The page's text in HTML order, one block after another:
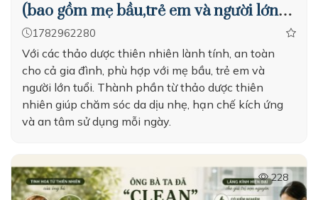
(bao gồm mẹ bầu,trẻ em và người lớn
tuổi)
1782962280
Với các thảo dược thiên nhiên lành tính, an toàn
cho cả gia đình, phù hợp với mẹ bầu, trẻ em và
người lớn tuổi. Thành phần từ thảo dược thiên
nhiên giúp chăm sóc da dịu nhẹ, hạn chế kích ứng
và an tâm sử dụng mỗi ngày.
228